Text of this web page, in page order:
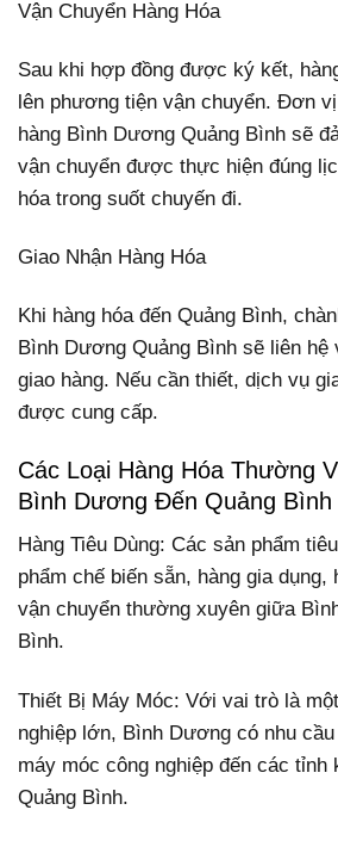
Vận Chuyển Hàng Hóa
Sau khi hợp đồng được ký kết,
lên phương tiện vận chuyển. Đơn
hàng Bình Dương Quảng Bình sẽ
vận chuyển được thực hiện đúng
hóa trong suốt chuyến đi.
Giao Nhận Hàng Hóa
Khi hàng hóa đến Quảng Bình,
Bình Dương Quảng Bình sẽ liên
giao hàng. Nếu cần thiết, dịch vụ
được cung cấp.
Các Loại Hàng Hóa Thường
Bình Dương Đến Quảng Bình
Hàng Tiêu Dùng: Các sản phẩm
phẩm chế biến sẵn, hàng gia
vận chuyển thường xuyên giữa
Bình.
Thiết Bị Máy Móc: Với vai trò là
nghiệp lớn, Bình Dương có nhu
máy móc công nghiệp đến các tỉnh
Quảng Bình.